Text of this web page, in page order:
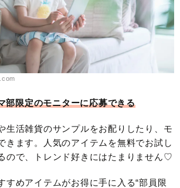
部限定のモニターに応募できる
生活雑貨のサンプルをお配りしたり、モ
きます。人気のアイテムを無料でお試し
ので、トレンド好きにはたまりません♡
すめアイテムがお得に手に入る“部員限